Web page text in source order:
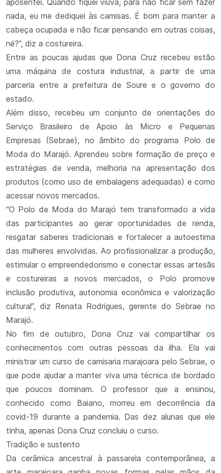
aposentei. Quando fiquei viúva, para não ficar sem fazer
nada, eu me dediquei às camisas. É bom para manter a
cabeça ocupada e não ficar pensando em outras coisas,
né?”, diz a costureira.
Entre as poucas ajudas que Dona Cruz recebeu estão
uma máquina de costura industrial, a partir de uma
parceria entre a prefeitura de Soure e o governo do
estado.
Além disso, recebeu um conjunto de orientações do
Serviço Brasileiro de Apoio às Micro e Pequenas
Empresas (Sebrae), no âmbito do programa Polo de
Moda do Marajó. Aprendeu sobre formação de preço e
estratégias de venda, melhoria na apresentação dos
produtos (como uso de embalagens adequadas) e como
acessar novos mercados.
“O Polo de Moda do Marajó tem transformado a vida
das participantes ao gerar oportunidades de renda,
resgatar saberes tradicionais e fortalecer a autoestima
das mulheres envolvidas. Ao profissionalizar a produção,
estimular o empreendedorismo e conectar essas artesãs
e costureiras a novos mercados, o Polo promove
inclusão produtiva, autonomia econômica e valorização
cultural”, diz Renata Rodrigues, gerente do Sebrae no
Marajó.
No fim de outubro, Dona Cruz vai compartilhar os
conhecimentos com outras pessoas da ilha. Ela vai
ministrar um curso de camisaria marajoara pelo Sebrae, o
que pode ajudar a manter viva uma técnica de bordado
que poucos dominam. O professor que a ensinou,
conhecido como Baiano, morreu em decorrência da
covid-19 durante a pandemia. Das dez alunas que ele
tinha, apenas Dona Cruz concluiu o curso.
Tradição e sustento
Da cerâmica ancestral à passarela contemporânea, a